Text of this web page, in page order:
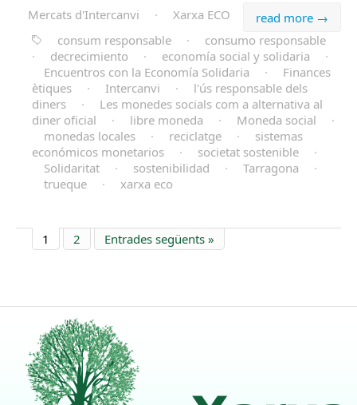
read more →
Mercats d'Intercanvi ·
Xarxa ECO
consum responsable
·
consumo responsable
·
decrecimiento · economía social y solidaria
·
Encuentros con la Economía Solidaria
·
Finances
ètiques
· Intercanvi ·
l'ús responsable dels
diners
·
Les monedes socials com a alternativa al
diner oficial
· libre moneda · Moneda social
·
monedas locales
· reciclatge ·
sistemas
económicos monetarios
· societat sostenible
·
Solidaritat
· sostenibilidad · Tarragona
·
trueque
· xarxa eco
1 2 Entrades següents »